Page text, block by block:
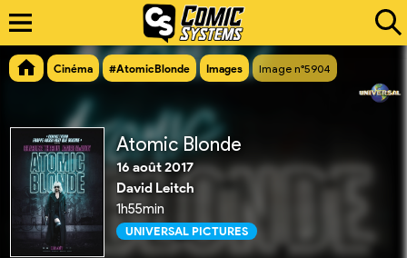
Cinéma #AtomicBlonde Images Image n°5904
Atomic Blonde
16 août 2017
David Leitch
1h55min
UNIVERSAL PICTURES